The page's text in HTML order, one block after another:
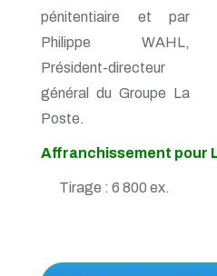
pénitentiaire et par
Philippe WAHL,
Président-directeur
général du Groupe La
Poste.
Affranchissement pour
Tirage : 6 800 ex.